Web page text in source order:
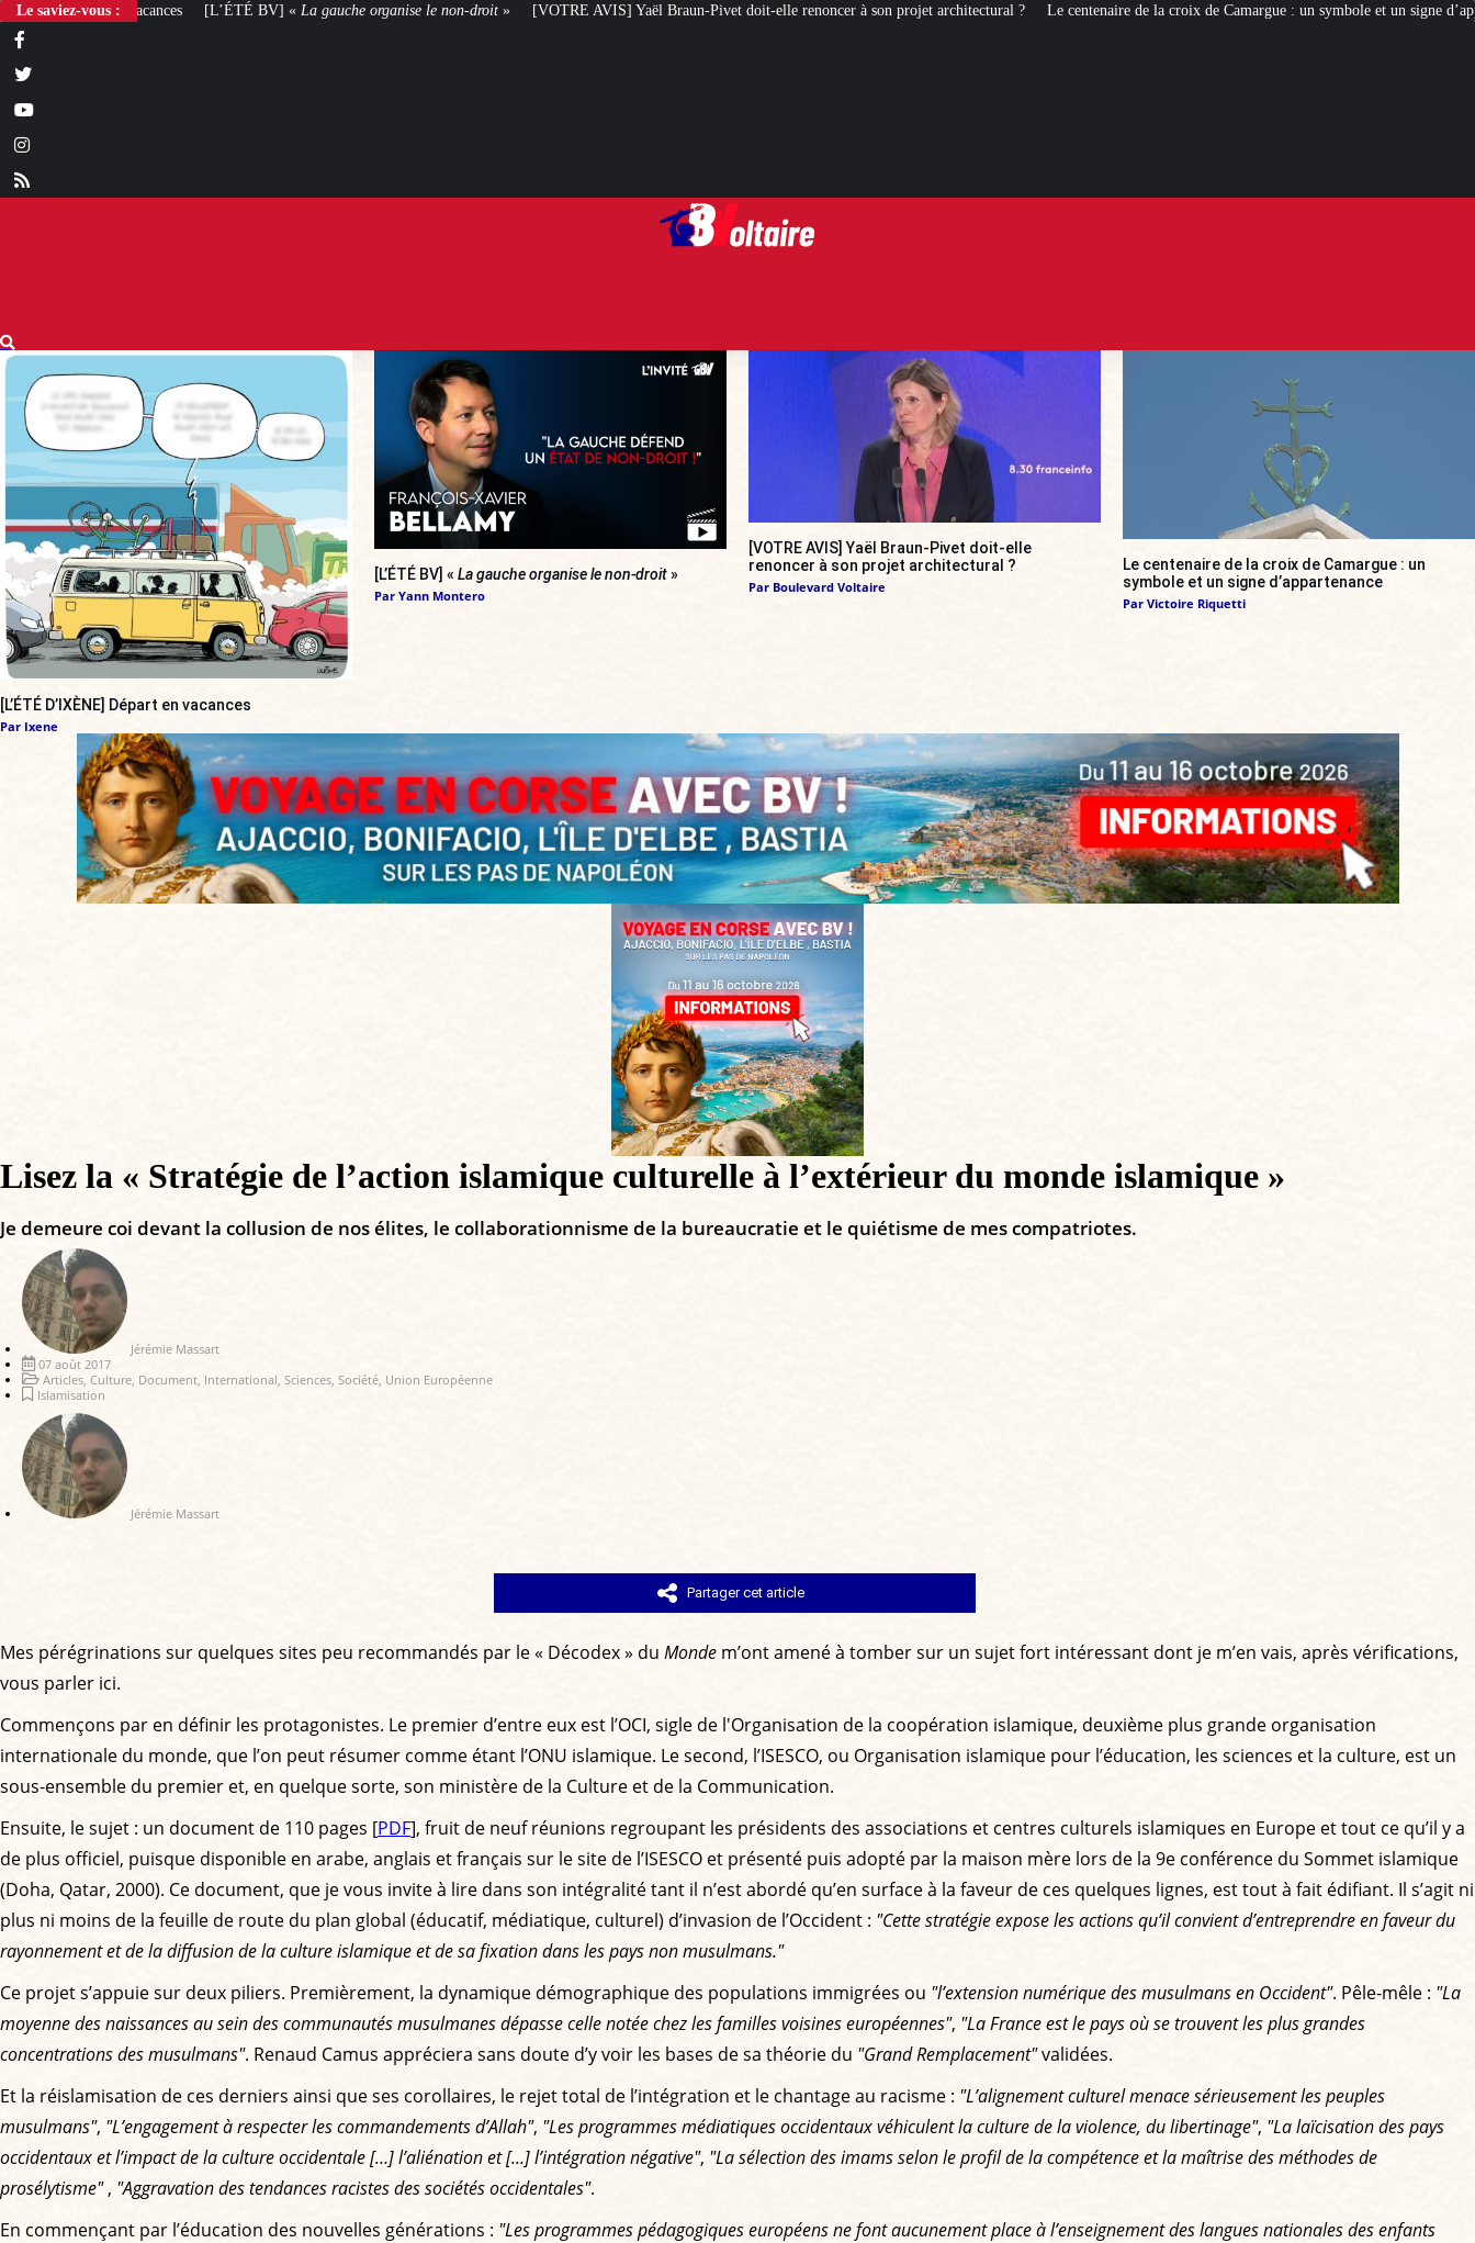
Le saviez-vous :
[L’ÉTÉ BV] « La gauche organise le non-droit » [VOTRE AVIS] Yaël Braun-Pivet doit-elle renoncer à son projet architectural ? Le centenaire de la croix de Camargue : un symbole et un signe d’appartenance [ROMANS
[L’ÉTÉ D’IXÈNE] Départ en vacances
Par Ixene
[L’ÉTÉ BV] « La gauche organise le non-droit»
Par Yann Montero
[VOTRE AVIS] Yaël Braun-Pivet doit-elle
renoncer à son projet architectural ?
Par Boulevard Voltaire
Le centenaire de la croix de Camargue : un
symbole et un signe d’appartenance
Par Victoire Riquetti
Lisez la « Stratégie de l’action islamique culturelle à l’extérieur du monde islamique »
Je demeure coi devant la collusion de nos élites, le collaborationnisme de la bureaucratie et le quiétisme de mes compatriotes.
Jérémie Massart
07 août 2017
Articles Culture Document International Sciences Société Union Européenne
Islamisation
Jérémie Massart
Partager cet article
Mes pérégrinations sur quelques sites peu recommandés par le « Décodex » du Monde m’ont amené à tomber sur un sujet fort intéressant dont je m’en vais, après vérifications,
vous parler ici.
Commençons par en définir les protagonistes. Le premier d’entre eux est l’OCI, sigle de l'Organisation de la coopération islamique, deuxième plus grande organisation
internationale du monde, que l’on peut résumer comme étant l’ONU islamique. Le second, l’ISESCO, ou Organisation islamique pour l’éducation, les sciences et la culture, est un
sous-ensemble du premier et, en quelque sorte, son ministère de la Culture et de la Communication.
Ensuite, le sujet : un document de 110 pages [PDF], fruit de neuf réunions regroupant les présidents des associations et centres culturels islamiques en Europe et tout ce qu’il y a
de plus officiel, puisque disponible en arabe, anglais et français sur le site de l’ISESCO et présenté puis adopté par la maison mère lors de la 9e conférence du Sommet islamique
(Doha, Qatar, 2000). Ce document, que je vous invite à lire dans son intégralité tant il n’est abordé qu’en surface à la faveur de ces quelques lignes, est tout à fait édifiant. Il s’agit ni
plus ni moins de la feuille de route du plan global (éducatif, médiatique, culturel) d’invasion de l’Occident : "Cette stratégie expose les actions qu’il convient d’entreprendre en faveur du
rayonnement et de la diffusion de la culture islamique et de sa fixation dans les pays non musulmans."
Ce projet s’appuie sur deux piliers. Premièrement, la dynamique démographique des populations immigrées ou "l’extension numérique des musulmans en Occident". Pêle-mêle : "La
moyenne des naissances au sein des communautés musulmanes dépasse celle notée chez les familles voisines européennes", "La France est le pays où se trouvent les plus grandes
concentrations des musulmans". Renaud Camus appréciera sans doute d’y voir les bases de sa théorie du "Grand Remplacement"validées.
Et la réislamisation de ces derniers ainsi que ses corollaires, le rejet total de l’intégration et le chantage au racisme : "L’alignement culturel menace sérieusement les peuples
musulmans", "L’engagement à respecter les commandements d’Allah", "Les programmes médiatiques occidentaux véhiculent la culture de la violence, du libertinage", "La laïcisation des pays
occidentaux et l’impact de la culture occidentale […] l’aliénation et [...] l’intégration négative", "La sélection des imams selon le profil de la compétence et la maîtrise des méthodes de
prosélytisme", "Aggravation des tendances racistes des sociétés occidentales".
En commençant par l’éducation des nouvelles générations : "Les programmes pédagogiques européens ne font aucunement place à l’enseignement des langues nationales des enfants